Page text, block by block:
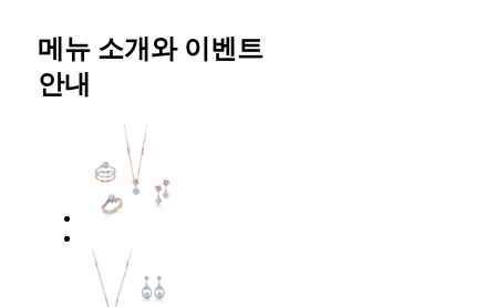
메뉴 소개와 이벤트
안내